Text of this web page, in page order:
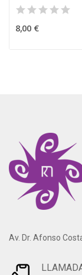
8,00 €
Av. Dr. Afonso